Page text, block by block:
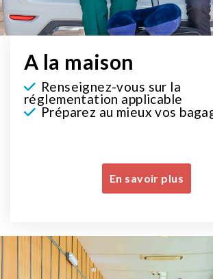
A la maison
Renseignez-vous sur la
réglementation applicable
Préparez au mieux vos
En savoir plus